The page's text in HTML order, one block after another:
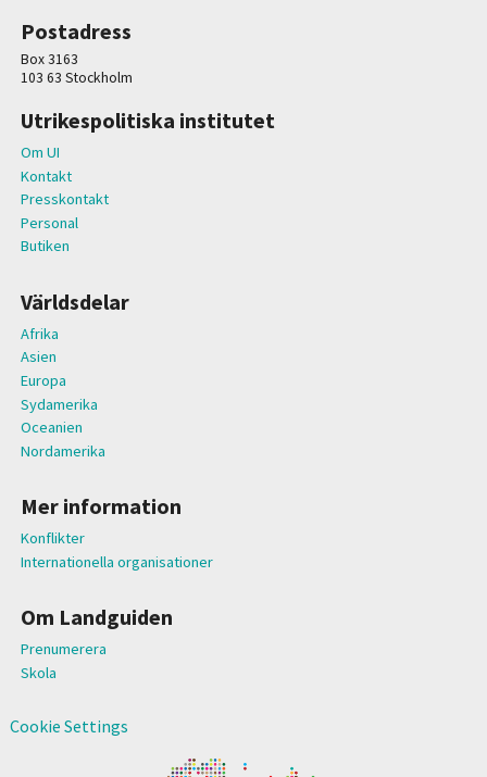
Postadress
Box 3163
103 63 Stockholm
Utrikespolitiska institutet
Om UI
Kontakt
Presskontakt
Personal
Butiken
Världsdelar
Afrika
Asien
Europa
Sydamerika
Oceanien
Nordamerika
Mer information
Konflikter
Internationella organisationer
Om Landguiden
Prenumerera
Skola
Cookie Settings